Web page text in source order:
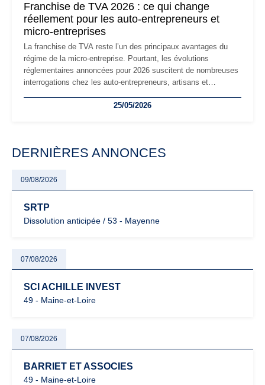
Franchise de TVA 2026 : ce qui change
réellement pour les auto-entrepreneurs et
micro-entreprises
La franchise de TVA reste l’un des principaux avantages du
régime de la micro-entreprise. Pourtant, les évolutions
réglementaires annoncées pour 2026 suscitent de nombreuses
interrogations chez les auto-entrepreneurs, artisans et
facturation ou risque de bascule vers la TVA : les règles
25/05/2026
DERNIÈRES ANNONCES
09/08/2026
SRTP
Dissolution anticipée / 53 - Mayenne
07/08/2026
SCI ACHILLE INVEST
49 - Maine-et-Loire
07/08/2026
BARRIET ET ASSOCIES
49 - Maine-et-Loire